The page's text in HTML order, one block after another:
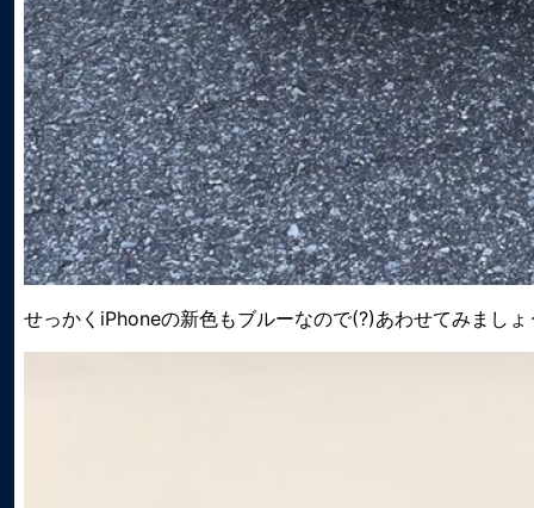
せっかくiPhoneの新色もブルーなので(?)あわせてみましょ